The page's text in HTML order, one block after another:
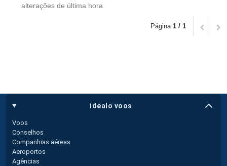
alterações de última hora
Página 1 / 1
idealo voos
Voos
Conselhos
Companhias aéreas
Aeroportos
Agências